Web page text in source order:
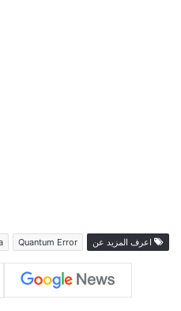
اعرف المزيد عن Quantum Error